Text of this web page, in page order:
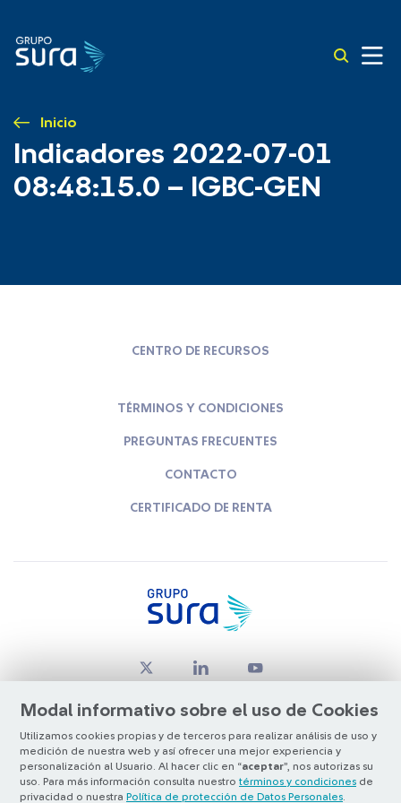
Inicio
Indicadores 2022-07-01
08:48:15.0 – IGBC-GEN
Modal informativo sobre el uso de Cookies
Utilizamos cookies propias y de terceros para realizar análisis de uso y
medición de nuestra web y así ofrecer una mejor experiencia y
personalización al Usuario. Al hacer clic en “aceptar”, nos autorizas su
uso. Para más información consulta nuestro términos y condiciones de
privacidad o nuestra Política de protección de Datos Personales
CENTRO DE RECURSOS
TÉRMINOS Y CONDICIONES
PREGUNTAS FRECUENTES
CONTACTO
CERTIFICADO DE RENTA
© Copyright Grupo SURA 2026